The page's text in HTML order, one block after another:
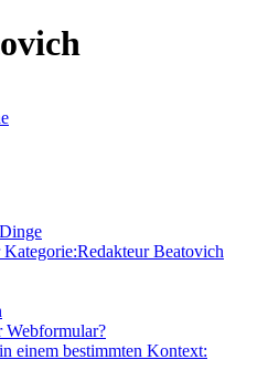
Beatovich
einem bestimmten Kontext: